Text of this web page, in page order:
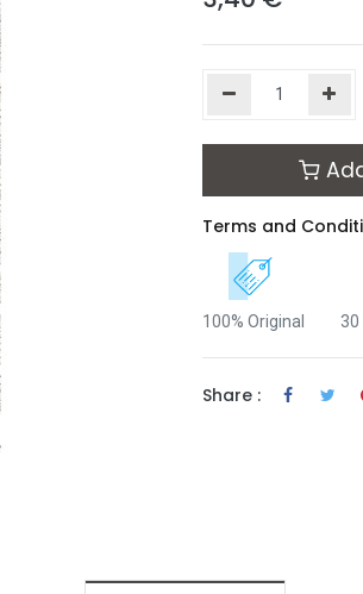
Terms and
100% Original 30
Share :